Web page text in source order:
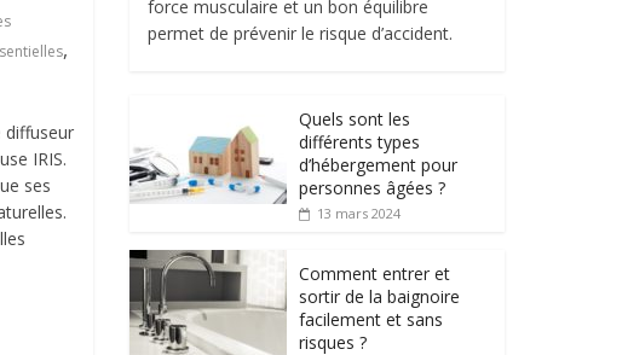
,
diffuseur
IRIS.
ses
force musculaire et un bon équilibre
permet de prévenir le risque d’accident.
Quels sont les
différents types
d’hébergement pour
personnes âgées ?
13 mars 2024
Comment entrer et
sortir de la baignoire
facilement et sans
risques ?